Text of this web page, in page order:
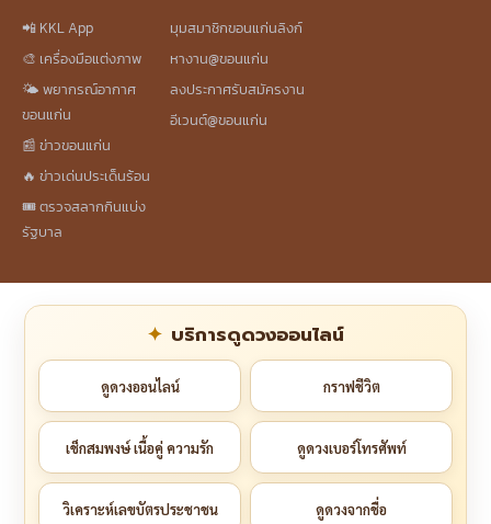
📲 KKL App
🎨 เครื่องมือแต่งภาพ
🌤️ พยากรณ์อากาศ
ขอนแก่น
📰 ข่าวขอนแก่น
🔥 ข่าวเด่นประเด็นร้อน
🎟️ ตรวจสลากกินแบ่ง
รัฐบาล
มุมสมาชิกขอนแก่นลิงก์
หางาน@ขอนแก่น
ลงประกาศรับสมัครงาน
อีเวนต์@ขอนแก่น
บริการดูดวงออนไลน์
ดูดวงออนไลน์ กราฟชีวิต
เช็กสมพงษ์ เนื้อคู่ ความรัก ดูดวงเบอร์โทรศัพท์
วิเคราะห์เลขบัตรประชาชน ดูดวงจากชื่อ